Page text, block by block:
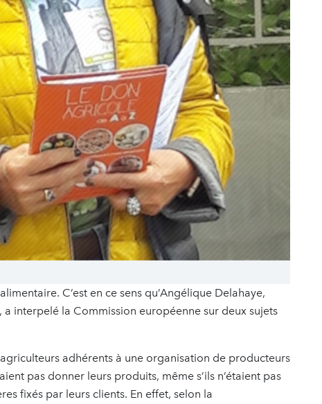
C’est en ce sens qu’Angélique Delahaye,
interpelé la Commission européenne sur deux sujets
adhérents à une organisation de producteurs
pas donner leurs produits, même s’ils n’étaient pas
fixés par leurs clients. En effet, selon la